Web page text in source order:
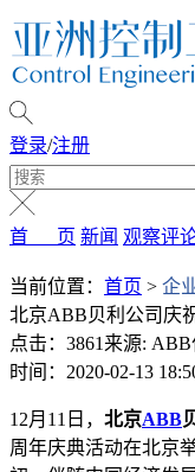
登录/注册
首 页 新闻 观察评
当前位置： 首页 > 企
北京ABB贝利公司庆
点击：3861 来源: ABB
时间：2020-02-13
12月11日， 北京ABB
周年庆典活动在北京